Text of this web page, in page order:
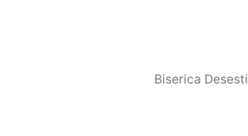
Biserica Desesti